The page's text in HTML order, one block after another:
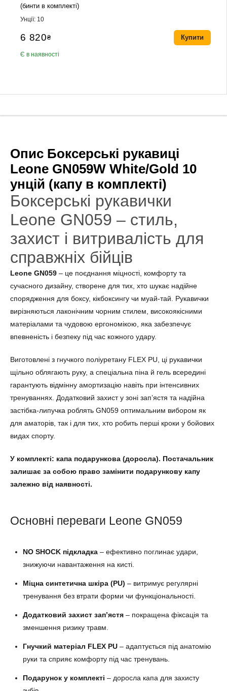
(бинти в комплекті)
Унції: 10
6 820₴
Є в наявності
Купити
Опис Боксерські рукавиці
Leone GN059W White/Gold 10
унцій (капу в комплекті)
Боксерські рукавички
Leone GN059 – стиль,
захист і витривалість для
справжніх бійців
Leone GN059 – це поєднання міцності, комфорту та
сучасного дизайну, створене для тих, хто шукає надійне
спорядження для боксу, кікбоксингу чи муай-тай. Рукавички
вирізняються лаконічним чорним стилем, високоякісними
матеріалами та чудовою ергономікою, яка забезпечує
впевненість і безпеку під час кожного удару.
Виготовлені з гнучкого поліуретану FLEX PU, ці рукавички
щільно облягають руку, а спеціальна піна й гель всередині
гарантують відмінну амортизацію навіть при інтенсивних
тренуваннях. Додатковий захист у зоні зап’ястя та надійна
застібка-липучка роблять GN059 оптимальним вибором як
для аматорів, так і для тих, хто робить перші кроки у бойових
видах спорту.
У комплекті: капа подарункова (доросла). Постачальник
залишає за собою право замінити подарункову капу
залежно від наявності.
Основні переваги Leone GN059
NO SHOCK підкладка – ефективно поглинає удари,
знижуючи навантаження на кисті.
Міцна синтетична шкіра (PU) – витримує регулярні
тренування без втрати форми чи функціональності.
Додатковий захист зап’ястя – покращена фіксація та
зменшення ризику травм.
Гнучкий матеріал FLEX PU – адаптується під анатомію
руки та сприяє комфорту під час тренувань.
Подарунок у комплекті – доросла капа для захисту